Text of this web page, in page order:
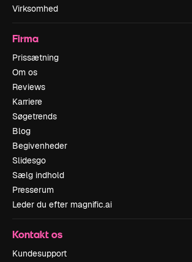
Virksomhed
Firma
Prissætning
Om os
Reviews
Karriere
Søgetrends
Blog
Begivenheder
Slidesgo
Sælg indhold
Presserum
Leder du efter magnific.ai
Kontakt os
Kundesupport